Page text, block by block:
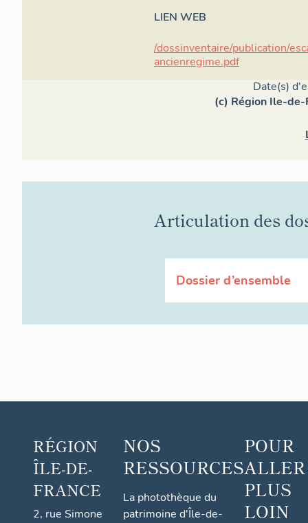
LIEN WEB
/dossinventaire/publication/
ancienregime.pdf
Date(s)
(c) Région Ile-
Articulation des
Dossier d’ensemble
RÉGION
ÎLE-DE-
FRANCE
2, rue Simone
NOS
RESSOURCES
La photothèque du
patrimoine d'Île-de-
POUR
ALLER
PLUS
LOIN